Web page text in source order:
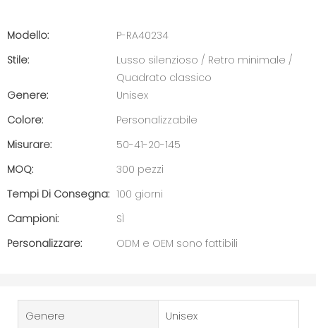
Modello:
P-RA40234
Stile:
Lusso silenzioso / Retro minimale /
Quadrato classico
Genere:
Unisex
Colore:
Personalizzabile
Misurare:
50-41-20-145
MOQ:
300 pezzi
Tempi Di Consegna: 100 giorni
Campioni:
SÌ
Personalizzare:
ODM e OEM sono fattibili
Genere Unisex